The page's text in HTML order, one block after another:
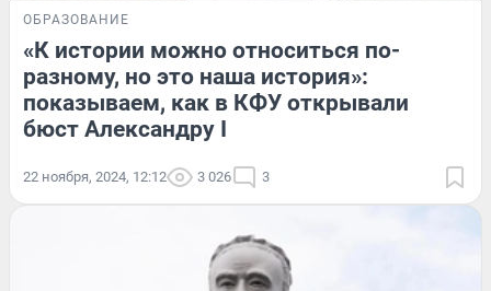
ОБРАЗОВАНИЕ
«К истории можно относиться по-
разному, но это наша история»:
показываем, как в КФУ открывали
бюст Александру I
22 ноября, 2024, 12:12 3 026 3